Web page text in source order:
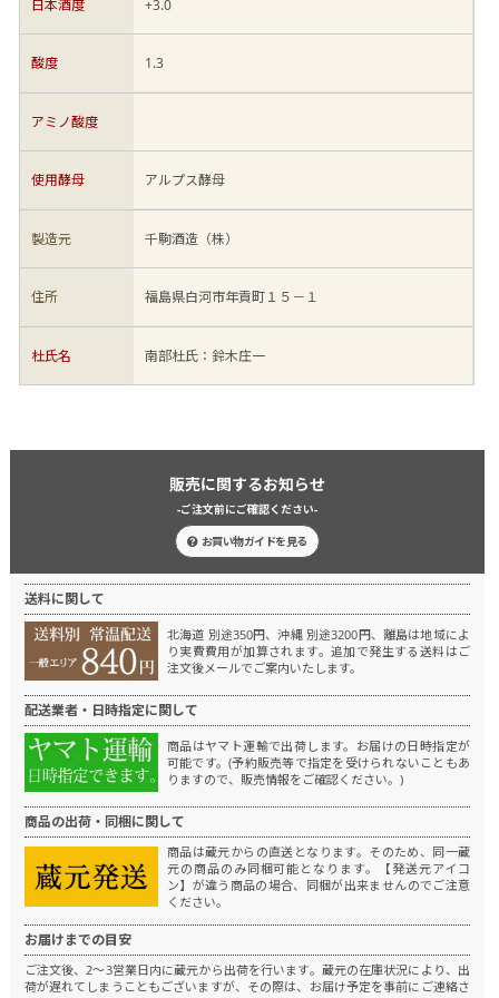
日本酒度 +3.0
酸度 1.3
アミノ酸度
使用酵母 アルプス酵母
製造元 千駒酒造（株）
住所 福島県白河市年貢町１５－１
杜氏名 南部杜氏：鈴木庄一
販売に関するお知らせ
-ご注文前にご確認ください-
お買い物ガイドを見る
送料に関して
北海道 別途350円、沖縄 別途3200円、離島は地域によ
り実費費用が加算されます。 追加で発生する送料はご
注文後メールでご案内いたします。
配送業者・日時指定に関して
商品はヤマト運輸で出荷します。 お届けの日時指定が
可能です。(予約販売等で指定を受けられないこともあ
りますので、販売情報をご確認ください。)
商品の出荷・同梱に関して
商品は蔵元からの直送となります。 そのため、同一蔵
元の商品のみ同梱可能となります。
【発送元アイコ
ン】が違う商品の場合、同梱が出来ませんのでご注意
ください。
お届けまでの目安
ご注文後、2～3営業日内に蔵元から出荷を行います。 蔵元の在庫状況により、出
荷が遅れてしまうこともございますが、その際は、お届け予定を事前にご連絡さ